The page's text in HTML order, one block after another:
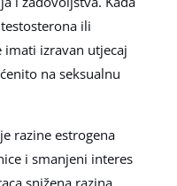
ili
izravan utjecaj
na seksualnu
razine estrogena
i smanjeni interes
snižena razina